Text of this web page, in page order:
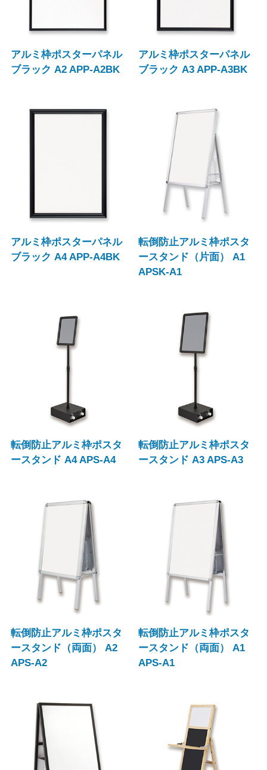
アルミ枠ポスターパネル
ブラック A2 APP-A2BK
アルミ枠ポスターパネル
ブラック A3 APP-A3BK
アルミ枠ポスターパネル
ブラック A4 APP-A4BK
転倒防止アルミ枠ポスタ
ースタンド（片面） A1
APSK-A1
転倒防止アルミ枠ポスタ
ースタンド A4 APS-A4
転倒防止アルミ枠ポスタ
ースタンド A3 APS-A3
転倒防止アルミ枠ポスタ
ースタンド（両面） A2
APS-A2
転倒防止アルミ枠ポスタ
ースタンド（両面） A1
APS-A1